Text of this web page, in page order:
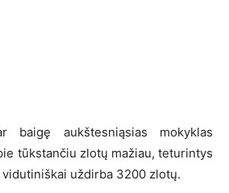
baigę aukštesniąsias mokyklas
tūkstančiu zlotų mažiau, teturintys
uždirba 3200 zlotų.